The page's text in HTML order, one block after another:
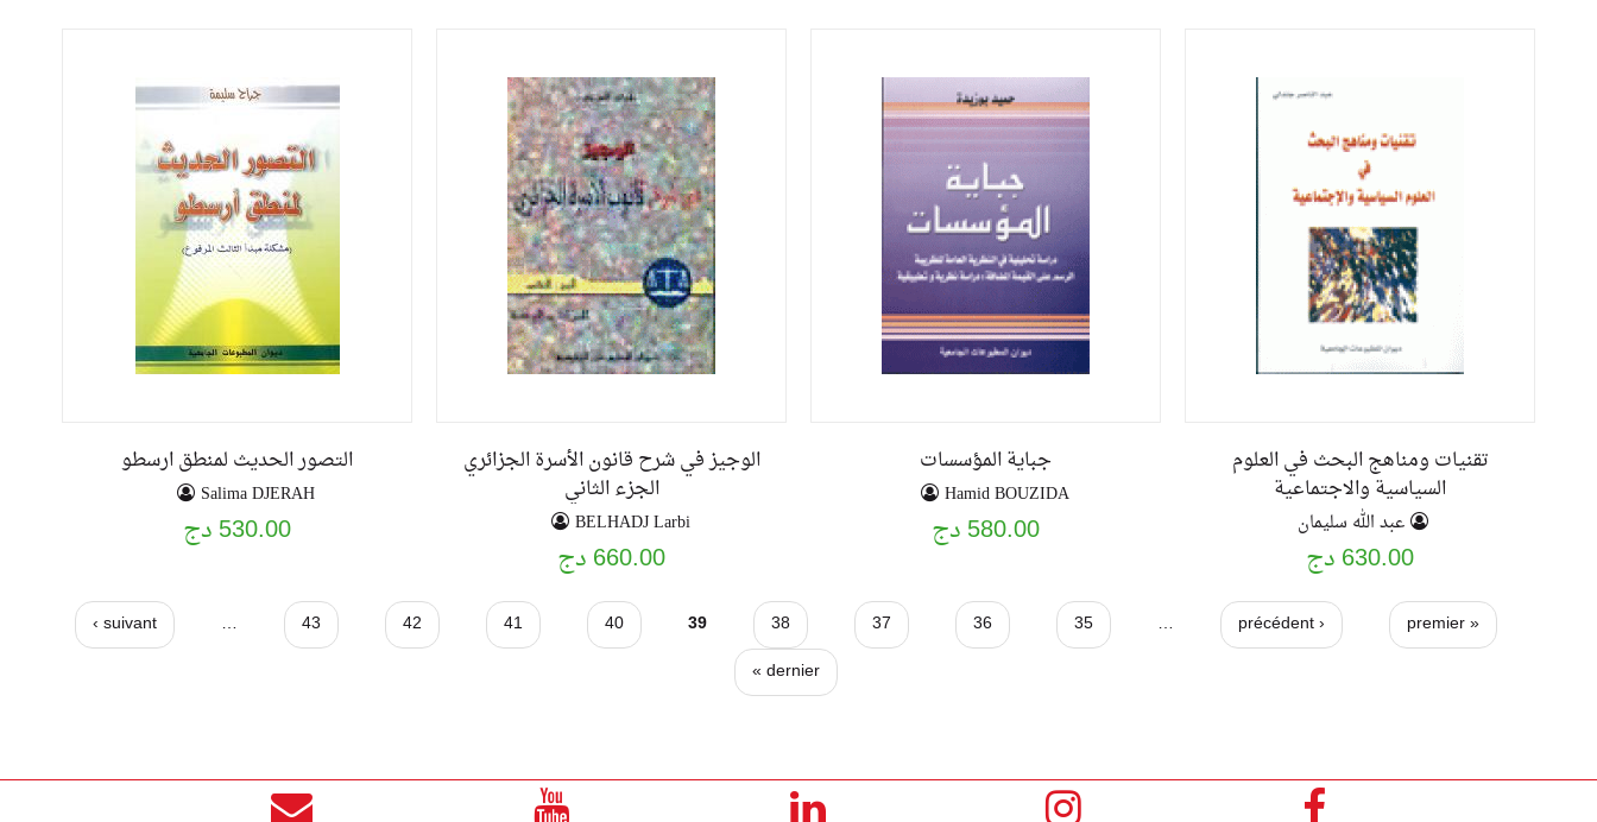
تقنيات ومناهج البحث في العلوم
السياسية والاجتماعية
عبد الله سليمان
630.00 دج
جباية المؤسسات
Hamid BOUZIDA
580.00 دج
الوجيز في شرح قانون الأسرة الجزائري
الجزء الثاني
BELHADJ Larbi
660.00 دج
التصور الحديث لمنطق ارسطو
Salima DJERAH
530.00 دج
ف
« premier
‹ précédent
…
35
36
37
38
39
40
41
42
43
…
suivant ›
dernier »